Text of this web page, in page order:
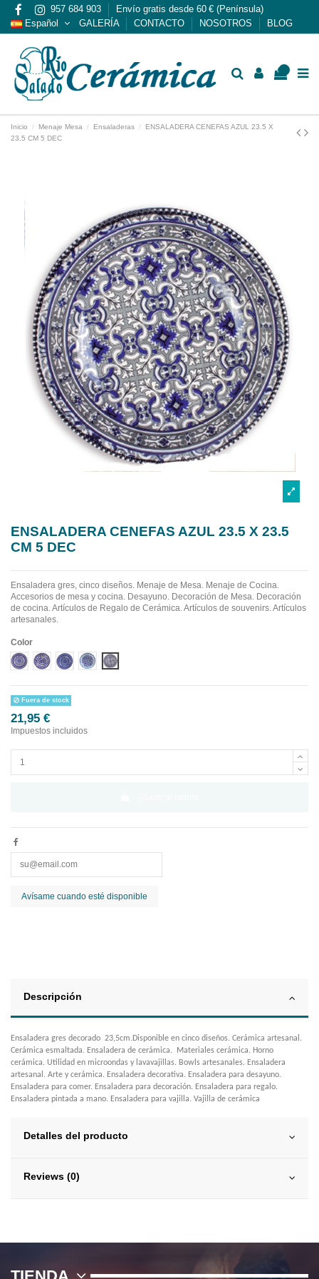
957 684 903
Envío gratis desde 60 € (Península)
Español
GALERÍA CONTACTO NOSOTROS BLOG
Inicio Menaje Mesa Ensaladeras
ENSALADERA CENEFAS AZUL 23.5 X
23.5 CM 5 DEC
ENSALADERA CENEFAS AZUL 23.5 X 23.5
CM 5 DEC
Ensaladera gres, cinco diseños. Menaje de Mesa. Menaje de Cocina.
Accesorios de mesa y cocina. Desayuno. Decoración de Mesa. Decoración
de cocina. Artículos de Regalo de Cerámica. Artículos de souvenirs. Artículos
artesanales.
Color
DISEÑO 1 CENEFA AZUL
DISEÑO 2 CENEFA AZUL
DISEÑO 3 CENEFA AZUL
DISEÑO 4 CENEFA AZUL
DISEÑO 5 CENEFA AZUL
Fuera de stock
21,95 €
Impuestos incluidos
Descripción
Ensaladera gres decorado 23,5cm.Disponible en cinco diseños. Cerámica artesanal.
Cerámica esmaltada. Ensaladera de cerámica. Materiales cerámica. Horno
cerámica. Utilidad en microondas y lavavajillas. Bowls artesanales. Ensaladera
artesanal. Arte y cerámica. Ensaladera decorativa. Ensaladera para desayuno.
Ensaladera para comer. Ensaladera para decoración. Ensaladera para regalo.
Ensaladera pintada a mano. Ensaladera para vajilla. Vajilla de cerámica
Detalles del producto
Reviews (0)